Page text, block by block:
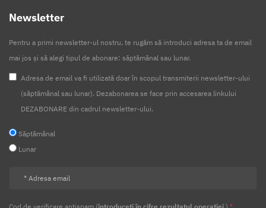
Newsletter
Pentru a primi newsletter-ul nostru, te rugăm să introduci adresa ta de email
mai jos și să alegi tipul de abonare: săptămânal sau lunar.
Adresa de email va fi utilizată doar în scopul transmiterii newsletter-ului
(săptămânal sau lunar). Dezabonarea se face prin accesarea linkului
DEZABONARE din cadrul newsletter-ului.
Săptămânal
Lunar